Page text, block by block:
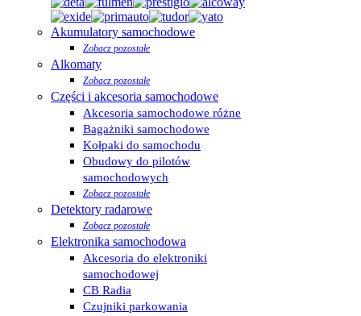
Akumulatory samochodowe
Zobacz pozostałe
Alkomaty
Zobacz pozostałe
Części i akcesoria samochodowe
Akcesoria samochodowe różne
Bagażniki samochodowe
Kołpaki do samochodu
Obudowy do pilotów
samochodowych
Zobacz pozostałe
Detektory radarowe
Zobacz pozostałe
Elektronika samochodowa
Akcesoria do elektroniki
samochodowej
CB Radia
Czujniki parkowania